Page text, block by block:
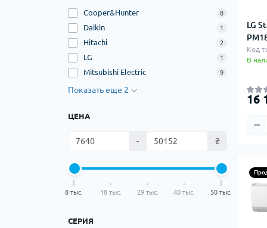
Cooper&Hunter 8
Daikin 1
Hitachi 2
LG 1
Mitsubishi Electric 9
Показать еще 2
ЦЕНА
- ₴
8 тыс. 18 тыс. 29 тыс. 40 тыс. 50 тыс.
СЕРИЯ
LG
Код
В
16